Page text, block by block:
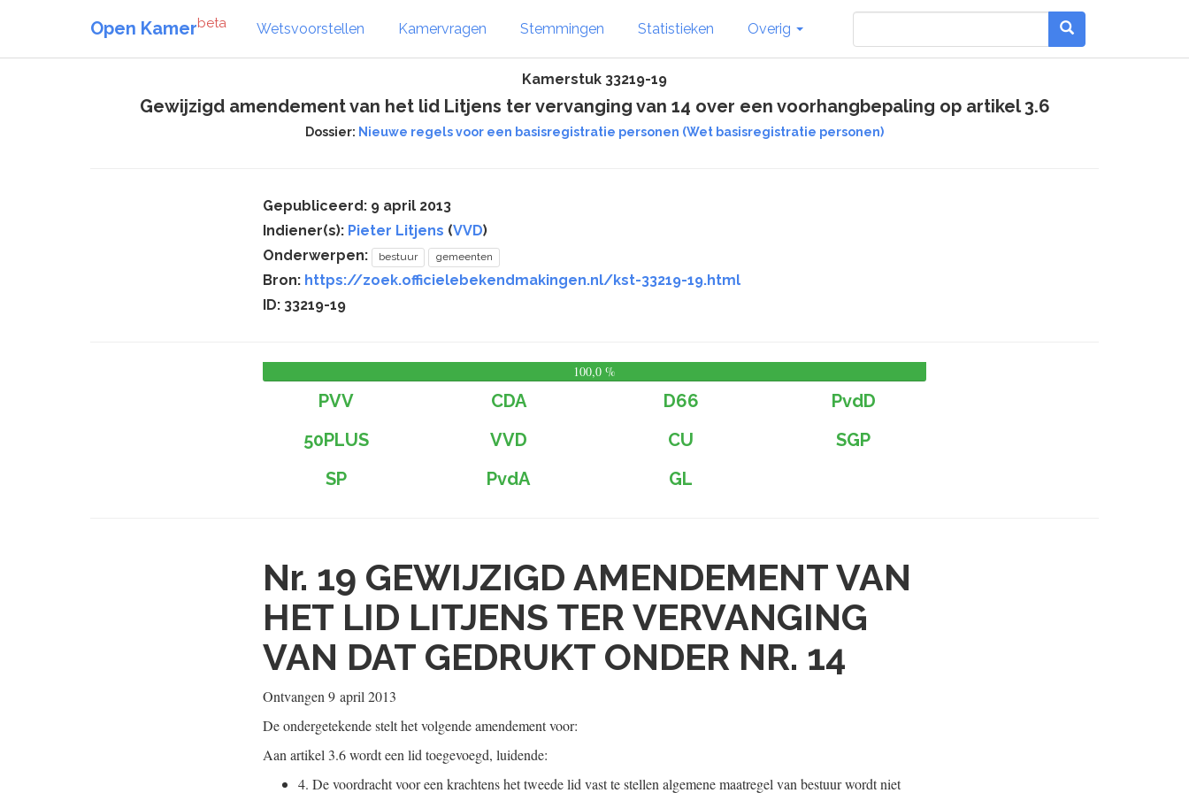
Open Kamerbeta Wetsvoorstellen Kamervragen Stemmingen Statistieken Overig
Kamerstuk 33219-19
Gewijzigd amendement van het lid Litjens ter vervanging van 14 over een voorhangbepaling op artikel 3.6
Dossier: Nieuwe regels voor een basisregistratie personen (Wet basisregistratie personen)
Gepubliceerd: 9 april 2013
Indiener(s): Pieter Litjens (VVD)
Onderwerpen:
bestuur gemeenten
Bron: https://zoek.officielebekendmakingen.nl/kst-33219-19.html
ID: 33219-19
100,0 %
PVV CDA D66
PvdD
50PLUS
VVD CU
SGP
SP
PvdA GL
Nr. 19 GEWIJZIGD AMENDEMENT VAN
HET LID LITJENS TER VERVANGING
VAN DAT GEDRUKT ONDER NR. 14
Ontvangen 9 april 2013
De ondergetekende stelt het volgende amendement voor:
Aan artikel 3.6 wordt een lid toegevoegd, luidende:
4. De voordracht voor een krachtens het tweede lid vast te stellen algemene maatregel van bestuur wordt niet